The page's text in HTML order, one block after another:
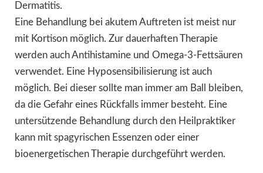
Dermatitis.
Eine Behandlung bei akutem Auftreten ist meist nur
mit Kortison möglich. Zur dauerhaften Therapie
werden auch Antihistamine und Omega-3-Fettsäuren
verwendet. Eine Hyposensibilisierung ist auch
möglich. Bei dieser sollte man immer am Ball bleiben,
da die Gefahr eines Rückfalls immer besteht. Eine
untersützende Behandlung durch den Heilpraktiker
kann mit spagyrischen Essenzen oder einer
bioenergetischen Therapie durchgeführt werden.